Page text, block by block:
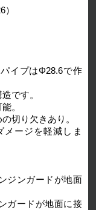
イプはΦ28.6で作
です。
。
切り欠きあり。
メージを軽減しま
ジンガードが地面
ガードが地面に接